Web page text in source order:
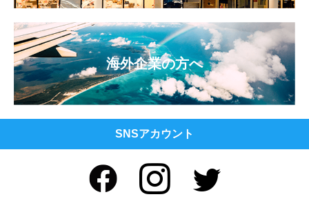
海外企業の方へ
SNSアカウント